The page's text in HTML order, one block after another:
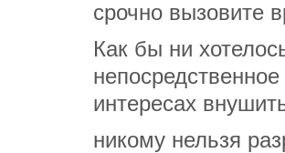
срочно вызовите
Как бы ни
интересах
никому нельзя